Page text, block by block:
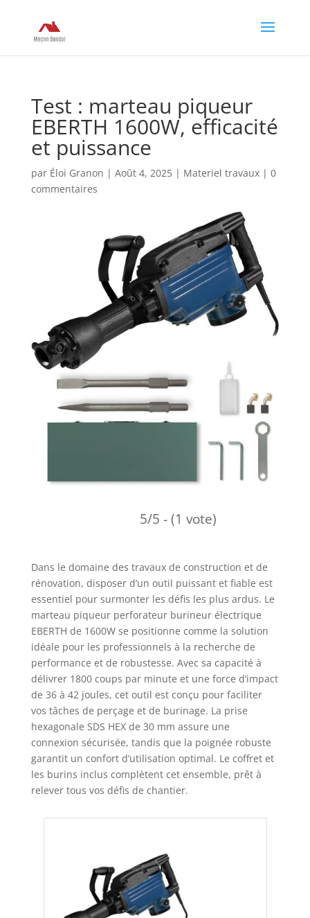
Test : marteau piqueur
EBERTH 1600W, efficacité
et puissance
par Éloi Granon | Août 4, 2025| Materiel travaux| 0
commentaires
5/5 - (1 vote)
Dans le domaine des travaux de construction et de
rénovation, disposer d’un outil puissant et fiable est
essentiel pour surmonter les défis les plus ardus. Le
marteau piqueur perforateur burineur électrique
EBERTH de 1600W se positionne comme la solution
idéale pour les professionnels à la recherche de
performance et de robustesse. Avec sa capacité à
délivrer 1800 coups par minute et une force d’impact
de 36 à 42 joules, cet outil est conçu pour faciliter
vos tâches de perçage et de burinage. La prise
hexagonale SDS HEX de 30 mm assure une
connexion sécurisée, tandis que la poignée robuste
garantit un confort d’utilisation optimal. Le coffret et
les burins inclus complètent cet ensemble, prêt à
relever tous vos défis de chantier.